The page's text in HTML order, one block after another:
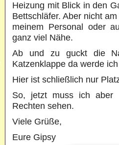
Heizung mit Blick in den
Bettschläfer. Aber nicht
meinem Personal oder
ganz viel Nähe.
Ab und zu guckt die
Katzenklappe da werde
Hier ist schließlich nur
So, jetzt muss ich aber
Rechten sehen.
Viele Grüße,
Eure Gipsy